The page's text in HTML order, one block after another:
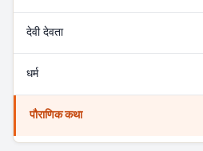
देवी देवता
धर्म
पौराणिक कथा